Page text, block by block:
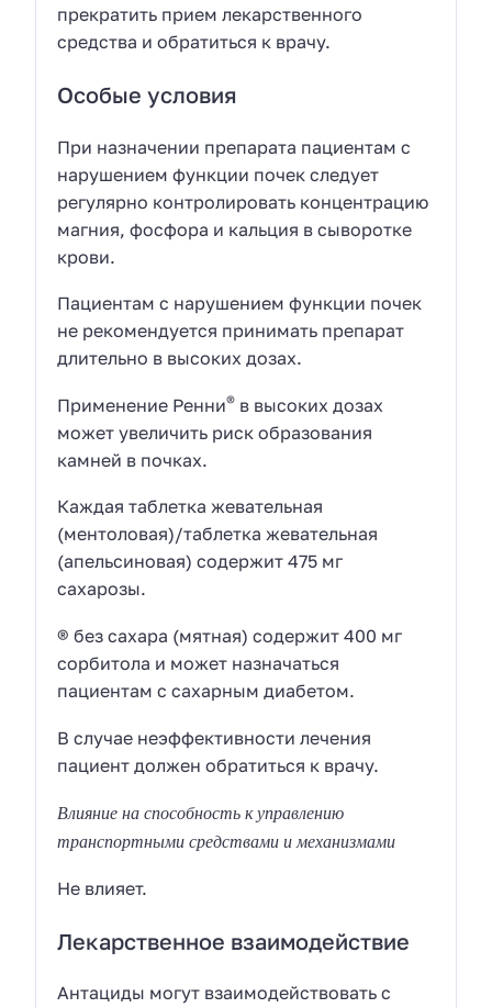
прекратить прием лекарственного
средства и обратиться к врачу.
Особые условия
При назначении препарата пациентам с
нарушением функции почек следует
регулярно контролировать концентрацию
магния, фосфора и кальция в сыворотке
крови.
Пациентам с нарушением функции почек
не рекомендуется принимать препарат
длительно в высоких дозах.
Применение Ренни® в высоких дозах
может увеличить риск образования
камней в почках.
Каждая таблетка жевательная
(ментоловая)/таблетка жевательная
(апельсиновая) содержит 475 мг
сахарозы.
® без сахара (мятная) содержит 400 мг
сорбитола и может назначаться
пациентам с сахарным диабетом.
В случае неэффективности лечения
пациент должен обратиться к врачу.
Влияние на способность к управлению
транспортными средствами и механизмами
Не влияет.
Лекарственное взаимодействие
Антациды могут взаимодействовать с